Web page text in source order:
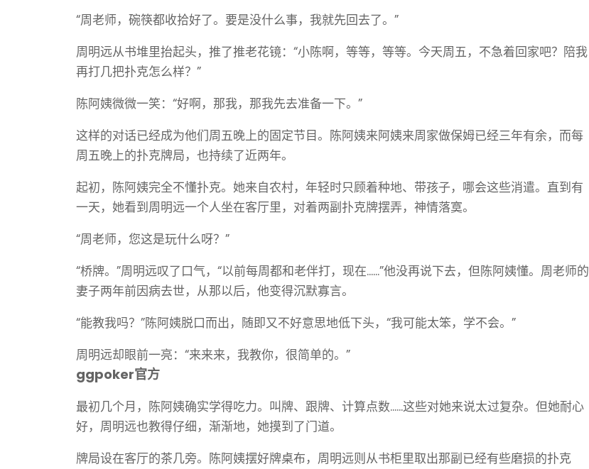
“周老师，碗筷都收拾好了。要是没什么事，我就先回去了。”
周明远从书堆里抬起头，推了推老花镜：“小陈啊，等等，等等。今天周五，不急着回家吧？陪我
再打几把扑克怎么样？”
陈阿姨微微一笑：“好啊，那我，那我先去准备一下。”
这样的对话已经成为他们周五晚上的固定节目。陈阿姨来阿姨来周家做保姆已经三年有余，而每
周五晚上的扑克牌局，也持续了近两年。
起初，陈阿姨完全不懂扑克。她来自农村，年轻时只顾着种地、带孩子，哪会这些消遣。直到有
一天，她看到周明远一个人坐在客厅里，对着两副扑克牌摆弄，神情落寞。
“周老师，您这是玩什么呀？”
“桥牌。”周明远叹了口气，“以前每周都和老伴打，现在......”他没再说下去，但陈阿姨懂。周老师的
妻子两年前因病去世，从那以后，他变得沉默寡言。
“能教我吗？”陈阿姨脱口而出，随即又不好意思地低下头，“我可能太笨，学不会。”
周明远却眼前一亮：“来来来，我教你，很简单的。”
ggpoker官方
最初几个月，陈阿姨确实学得吃力。叫牌、跟牌、计算点数......这些对她来说太过复杂。但她耐心
好，周明远也教得仔细，渐渐地，她摸到了门道。
牌局设在客厅的茶几旁。陈阿姨摆好牌桌布，周明远则从书柜里取出那副已经有些磨损的扑克